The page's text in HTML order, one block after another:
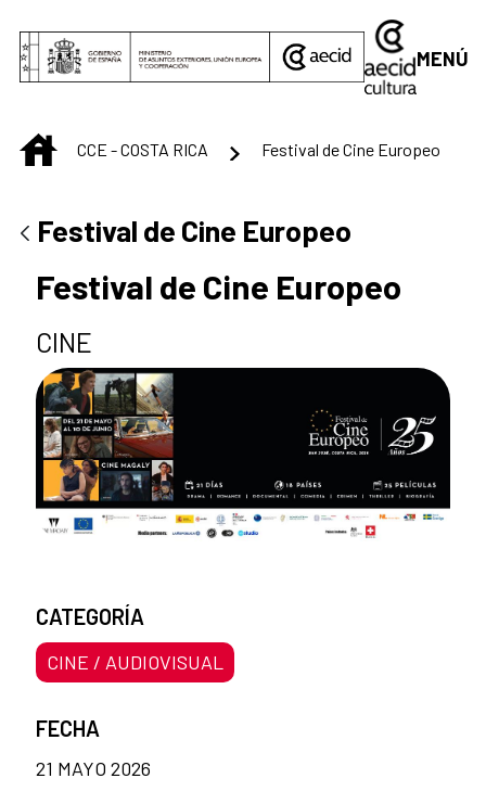
MENÚ
INICIO
CCE - COSTA RICA Festival de Cine Europeo
Festival de Cine Europeo
Festival de Cine Europeo
CINE
CATEGORÍA
CINE / AUDIOVISUAL
FECHA
21 MAYO 2026